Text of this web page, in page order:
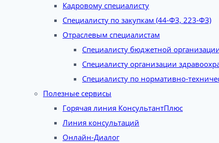
Кадровому специалисту
Специалисту по закупкам (44-ФЗ, 223-ФЗ)
Отраслевым специалистам
Специалисту бюджетной
Специалисту организации
Специалисту по нормативно-
Полезные сервисы
Горячая линия КонсультантПлюс
Линия консультаций
Онлайн-Диалог